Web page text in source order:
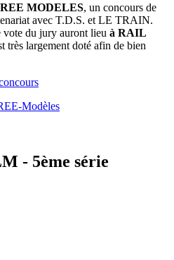
REE MODELES, un concours de
avec T.D.S. et LE TRAIN.
du jury auront lieu à RAIL
très largement doté afin de bien
Modèles
- 5ème série